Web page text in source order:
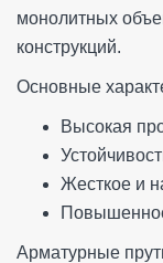
монолитных
конструкций.
Основные
Высокая
Жесткое и
Арматурные